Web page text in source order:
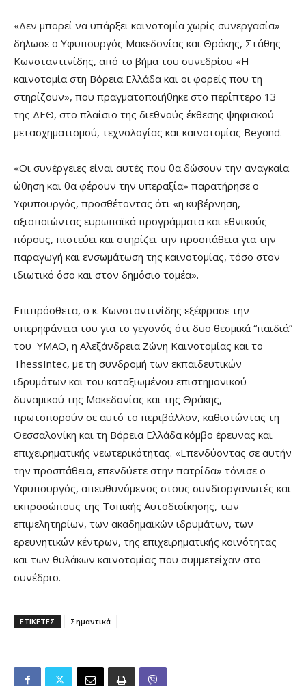
«Δεν μπορεί να υπάρξει καινοτομία χωρίς συνεργασία»
δήλωσε ο Υφυπουργός Μακεδονίας και Θράκης, Στάθης
Κωνσταντινίδης, από το βήμα του συνεδρίου «Η
καινοτομία στη Βόρεια Ελλάδα και οι φορείς που τη
στηρίζουν», που πραγματοποιήθηκε στο περίπτερο 13
της ΔΕΘ, στο πλαίσιο της διεθνούς έκθεσης ψηφιακού
μετασχηματισμού, τεχνολογίας και καινοτομίας Beyond.
«Οι συνέργειες είναι αυτές που θα δώσουν την αναγκαία
ώθηση και θα φέρουν την υπεραξία» παρατήρησε ο
Υφυπουργός, προσθέτοντας ότι «η κυβέρνηση,
αξιοποιώντας ευρωπαϊκά προγράμματα και εθνικούς
πόρους, πιστεύει και στηρίζει την προσπάθεια για την
παραγωγή και ενσωμάτωση της καινοτομίας, τόσο στον
ιδιωτικό όσο και στον δημόσιο τομέα».
Επιπρόσθετα, ο κ. Κωνσταντινίδης εξέφρασε την
υπερηφάνεια του για το γεγονός ότι δυο θεσμικά “παιδιά”
του ΥΜΑΘ, η Αλεξάνδρεια Ζώνη Καινοτομίας και το
ThessIntec, με τη συνδρομή των εκπαιδευτικών
ιδρυμάτων και του καταξιωμένου επιστημονικού
δυναμικού της Μακεδονίας και της Θράκης,
πρωτοπορούν σε αυτό το περιβάλλον, καθιστώντας τη
Θεσσαλονίκη και τη Βόρεια Ελλάδα κόμβο έρευνας και
επιχειρηματικής νεωτερικότητας. «Επενδύοντας σε αυτήν
την προσπάθεια, επενδύετε στην πατρίδα» τόνισε ο
Υφυπουργός, απευθυνόμενος στους συνδιοργανωτές και
εκπροσώπους της Τοπικής Αυτοδιοίκησης, των
επιμελητηρίων, των ακαδημαϊκών ιδρυμάτων, των
ερευνητικών κέντρων, της επιχειρηματικής κοινότητας
και των θυλάκων καινοτομίας που συμμετείχαν στο
συνέδριο.
ΕΤΙΚΕΤΕΣ Σημαντικά